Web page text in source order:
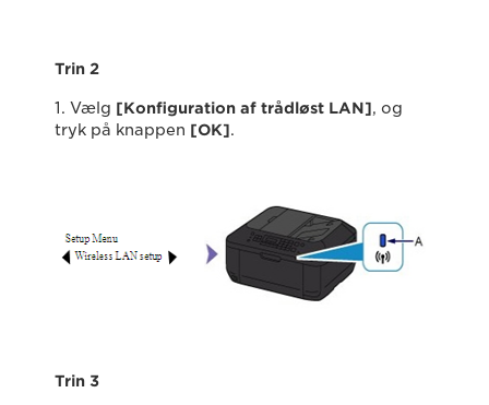
Trin 2
1. Vælg [Konfiguration af trådløst LAN], og
tryk på knappen [OK].
Trin 3